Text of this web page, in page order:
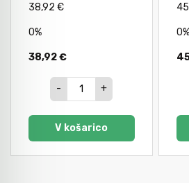
38,92 €
0%
38,92 €
- +
V košarico
0%